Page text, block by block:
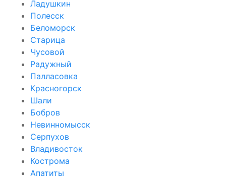
Ладушкин
Полесск
Беломорск
Старица
Чусовой
Радужный
Палласовка
Красногорск
Шали
Бобров
Невинномысск
Серпухов
Владивосток
Кострома
Апатиты